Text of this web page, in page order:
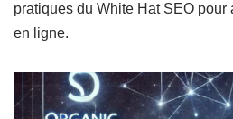
pratiques du White Hat SEO
en ligne.